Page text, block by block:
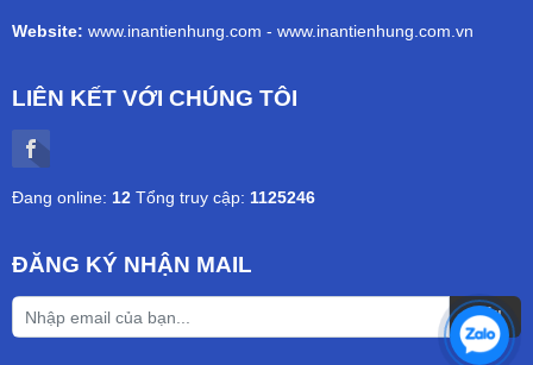
Website: www.inantienhung.com - www.inantienhung.com.vn
LIÊN KẾT VỚI CHÚNG TÔI
Đang online: 12 Tổng truy cập: 1125246
ĐĂNG KÝ NHẬN MAIL